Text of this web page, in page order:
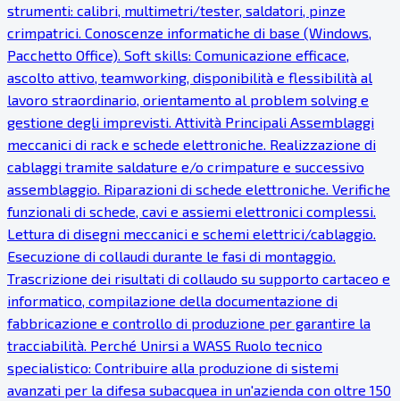
strumenti: calibri, multimetri/tester, saldatori, pinze
crimpatrici. Conoscenze informatiche di base (Windows,
Pacchetto Office). Soft skills: Comunicazione efficace,
ascolto attivo, teamworking, disponibilità e flessibilità al
lavoro straordinario, orientamento al problem solving e
gestione degli imprevisti. Attività Principali Assemblaggi
meccanici di rack e schede elettroniche. Realizzazione di
cablaggi tramite saldature e/o crimpature e successivo
assemblaggio. Riparazioni di schede elettroniche. Verifiche
funzionali di schede, cavi e assiemi elettronici complessi.
Lettura di disegni meccanici e schemi elettrici/cablaggio.
Esecuzione di collaudi durante le fasi di montaggio.
Trascrizione dei risultati di collaudo su supporto cartaceo e
informatico, compilazione della documentazione di
fabbricazione e controllo di produzione per garantire la
tracciabilità. Perché Unirsi a WASS Ruolo tecnico
specialistico: Contribuire alla produzione di sistemi
avanzati per la difesa subacquea in un'azienda con oltre 150